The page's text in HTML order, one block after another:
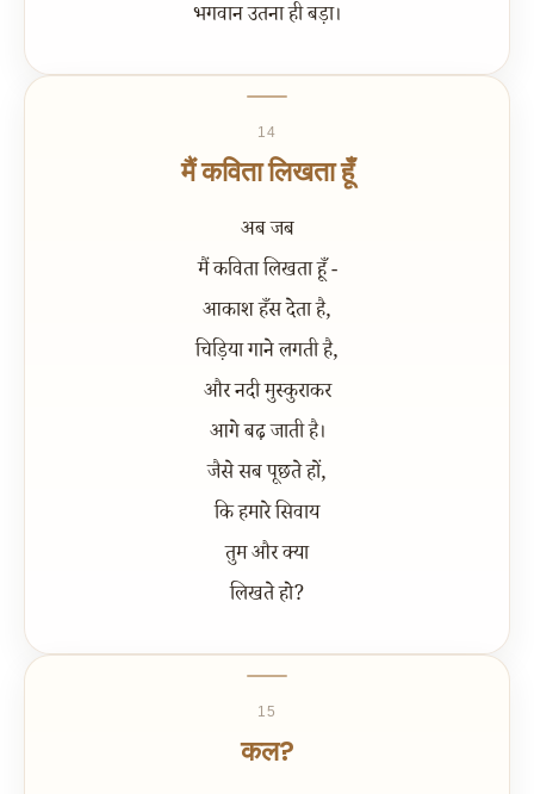
भगवान उतना ही बड़ा।
14
मैं कविता लिखता हूँ
अब जब
मैं कविता लिखता हूँ -
आकाश हँस देता है,
चिड़िया गाने लगती है,
और नदी मुस्कुराकर
आगे बढ़ जाती है।
जैसे सब पूछते हों,
कि हमारे सिवाय
तुम और क्या
लिखते हो?
15
कल?